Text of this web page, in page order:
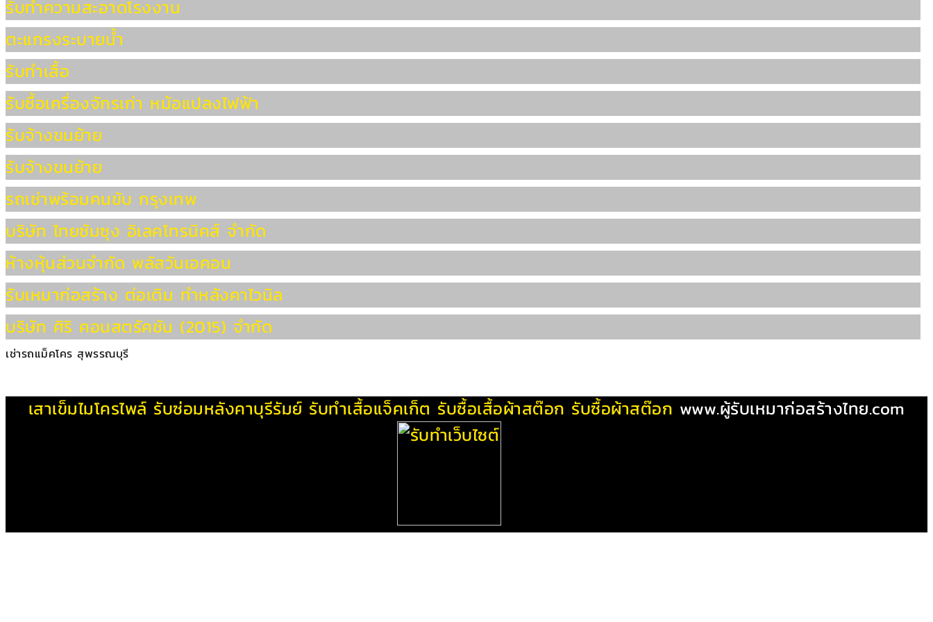
รับทำความสะอาดโรงงาน
ตะแกรงระบายน้ำ
รับทำเสื้อ
รับซื้อเครื่องจักรเก่า หม้อแปลงไฟฟ้า
รับจ้างขนย้าย
รับจ้างขนย้าย
รถเช่าพร้อมคนขับ กรุงเทพ
บริษัท ไทยซัมซุง อิเลคโทรนิคส์ จำกัด
ห้างหุ้นส่วนจำกัด พลัสวันเอคอน
รับเหมาก่อสร้าง ต่อเติม ทำหลังคาไวนิล
บริษัท ศิริ คอนสตรัคชัน (2015) จำกัด
เช่ารถแม็คโคร สุพรรณบุรี
เสาเข็มไมโครไพล์ รับซ่อมหลังคาบุรีรัมย์ รับทําเสื้อแจ็คเก็ต รับซื้อเสื้อผ้าสต๊อก รับซื้อผ้าสต๊อก www.ผู้รับเหมาก่อสร้างไทย.com